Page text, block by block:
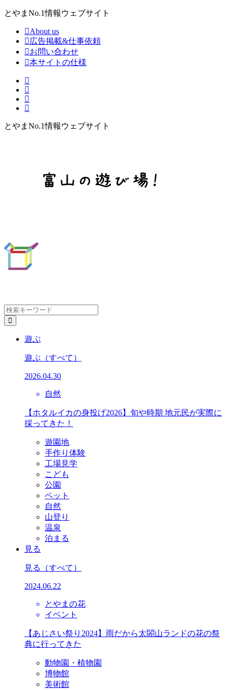
とやまNo.1情報ウェブサイト
About us
広告掲載&仕事依頼
お問い合わせ
本サイトの仕様
とやまNo.1情報ウェブサイト
遊ぶ
遊ぶ （すべて）
2026.04.30
自然
【ホタルイカの身投げ2026】旬や時期 地元民が実際に
採ってきた！
遊園地
手作り体験
工場見学
こども
公園
ペット
自然
山登り
温泉
泊まる
見る
見る （すべて）
2024.06.22
とやまの花
イベント
【あじさい祭り2024】雨だから太閤山ランドの花の祭
典に行ってきた
動物園・植物園
博物館
美術館